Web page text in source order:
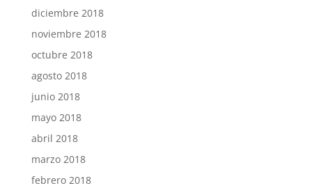
diciembre 2018
noviembre 2018
octubre 2018
agosto 2018
junio 2018
mayo 2018
abril 2018
marzo 2018
febrero 2018